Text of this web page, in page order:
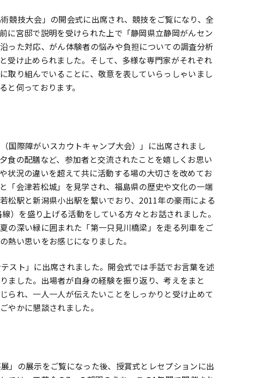
競技大会」の開会式に出席され、競技をご覧になり、全
に宮邸で説明を受けられた上で「静岡県立静岡がんセン
った対応、がん体験者の悩みや負担についての調査分析
受け止められました。そして、多様な専門家がそれぞれ
取り組んでいることに、敬意を表していらっしゃいまし
伺っております。
国際障がいスカウトキャンプ大会）」に出席されまし
食の配膳など、参加者と交流されたことを嬉しくお思い
状況の違いを超えて共に活動する場の大切さを改めてお
「会津若松城」を見学され、福島県の歴史や文化の一端
松駅と新潟県小出駅を繋いでおり、2011年の豪雨による
）を盛り上げる活動をしている方々とお話されました。
の深い緑に囲まれた「第一只見川橋梁」を走る列車をご
熱い思いをお感じになりました。
スト」に出席されました。開会式では手話でお言葉を述
ました。出場者が自身の経験を振り返り、考えをまと
られ、一人一人が伝えたいことをしっかりと受け止めて
やかに懇談されました。
」の展示をご覧になった後、授賞式とレセプションに出